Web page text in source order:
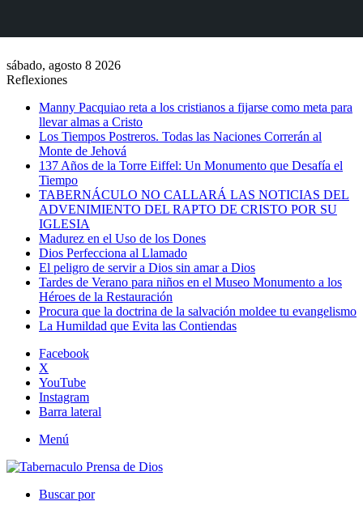
sábado, agosto 8 2026
Reflexiones
Manny Pacquiao reta a los cristianos a fijarse como meta para
llevar almas a Cristo
Los Tiempos Postreros. Todas las Naciones Correrán al
Monte de Jehová
137 Años de la Torre Eiffel: Un Monumento que Desafía el
Tiempo
TABERNÁCULO NO CALLARÁ LAS NOTICIAS DEL
ADVENIMIENTO DEL RAPTO DE CRISTO POR SU
IGLESIA
Madurez en el Uso de los Dones
Dios Perfecciona al Llamado
El peligro de servir a Dios sin amar a Dios
Tardes de Verano para niños en el Museo Monumento a los
Héroes de la Restauración
Procura que la doctrina de la salvación moldee tu evangelismo
La Humildad que Evita las Contiendas
Facebook
X
YouTube
Instagram
Barra lateral
Menú
Buscar por